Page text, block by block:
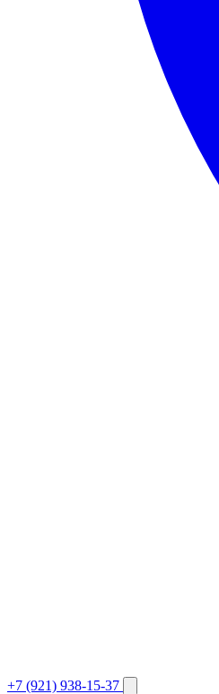
+7 (921) 938-15-37